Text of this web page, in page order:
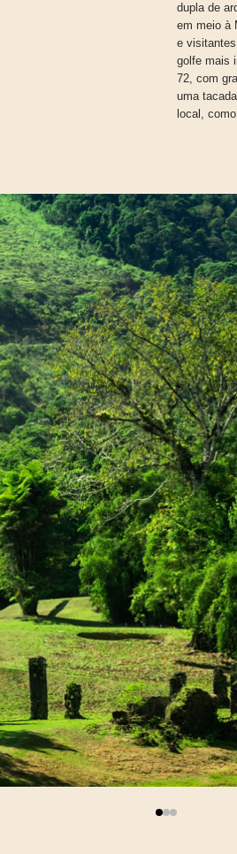
dupla de
em meio à
e
golfe mais
72, com
uma
local,